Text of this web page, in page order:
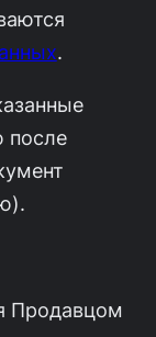
.
после
Продавцом